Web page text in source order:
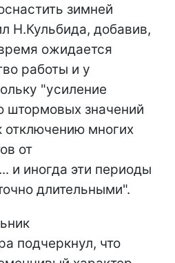
зимней
Н.Кульбида, добавив,
ожидается
работы и у
"усиление
штормовых значений
отключению многих
от
и иногда эти периоды
длительными".
подчеркнул, что